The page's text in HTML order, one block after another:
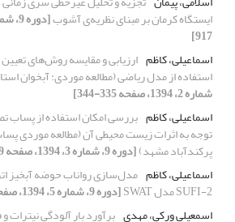
ایستگاه کرمان بر مبنای نظریه‌ی آشوب
917]
اسماعیلی، کاظم ارزیابی و مقایسه روش‌های
استفاده از مدل ریاضی (مطالعه موردی: آبخوان
شماره 2، 1394، صفحه 335-344]
اسماعیلی، کاظم بررسی امکان استفاده از پساب
توجه به اثرات زیست محیطی آن (مطالعه موردی
پرکندآباد مشهد)[دوره 9، شماره 3، 1394، صفحه 439-446]
اسماعیلی، کاظم مدل‌سازی رواناب حوضه آبخیز
SUFI-2 مدل SWAT
[دوره 9، شماره 5، 1394، صفحه 678-690]
اسمعیلی ورکی، مهدی برآورد بار آلودگی